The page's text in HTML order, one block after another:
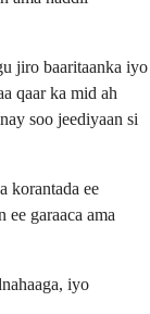
jiro baaritaanka iyo
qaar ka mid ah
soo jeediyaan si
korantada ee
garaaca ama
iyo